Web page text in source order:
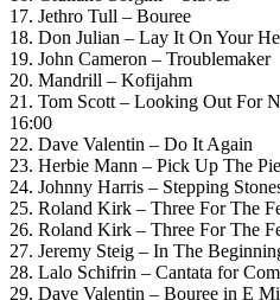
17. Jethro Tull – Bouree
18. Don Julian – Lay It On Your
19. John Cameron – Troublemaker
20. Mandrill – Kofijahm
21. Tom Scott – Looking Out For
16:00
22. Dave Valentin – Do It Again
23. Herbie Mann – Pick Up The
24. Johnny Harris – Stepping
25. Roland Kirk – Three For The
26. Roland Kirk – Three For The
27. Jeremy Steig – In The
28. Lalo Schifrin – Cantata for
29. Dave Valentin – Bouree in E